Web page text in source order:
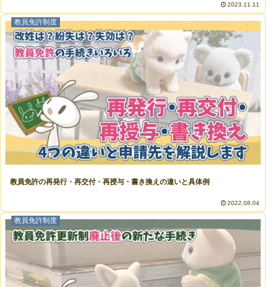
2023.11.11
教員免許制度
教員免許の再発行・再交付・再授与・書き換えの違いと具体例
2022.08.04
教員免許制度